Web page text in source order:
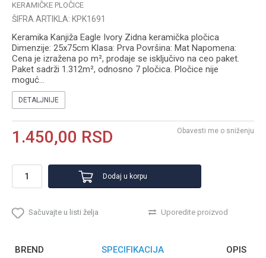
KERAMIČKE PLOČICE
ŠIFRA ARTIKLA: KPK1691
Keramika Kanjiža Eagle Ivory Zidna keramička pločica
Dimenzije: 25x75cm Klasa: Prva Površina: Mat Napomena:
Cena je izražena po m², prodaje se isključivo na ceo paket.
Paket sadrži 1.312m², odnosno 7 pločica. Pločice nije
moguć...
DETALJNIJE
1.450,00 RSD Obavesti me o sniženju
Dodaj u korpu
Sačuvajte u listi želja Uporedite proizvod
BREND SPECIFIKACIJA OPIS